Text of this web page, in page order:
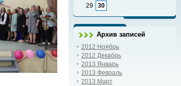
29
30
Архив записей
2012 Ноябрь
2012 Декабрь
2013 Январь
2013 Февраль
2013 Март